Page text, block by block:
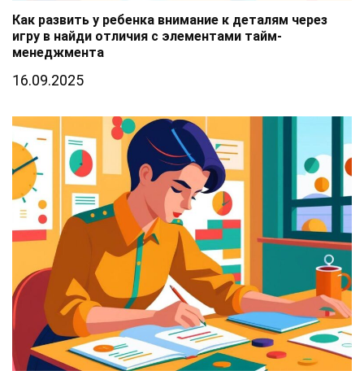
Как развить у ребенка внимание к деталям через
игру в найди отличия с элементами тайм-
менеджмента
16.09.2025